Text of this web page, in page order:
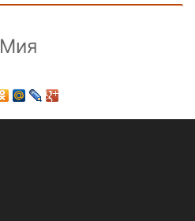
Мия